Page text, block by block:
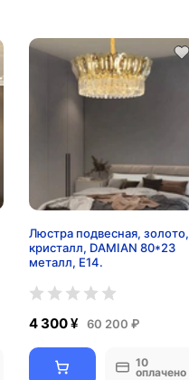
Люстра подвесная, золото,
кристалл, DAMIAN 80*23
металл, E14.
4 300 ¥ 60 200 ₽
10
оплачено